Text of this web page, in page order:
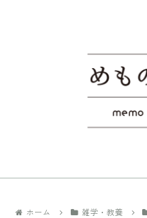
ホーム 雑学・教養